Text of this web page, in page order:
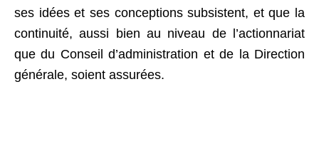
ses idées et ses conceptions subsistent, et que la
continuité, aussi bien au niveau de l’actionnariat
que du Conseil d’administration et de la Direction
générale, soient assurées.